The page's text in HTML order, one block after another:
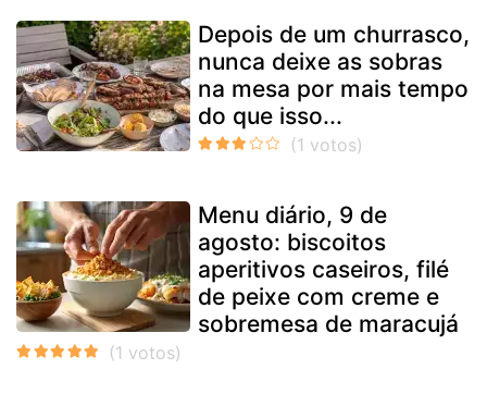
Depois de um churrasco,
nunca deixe as sobras
na mesa por mais tempo
do que isso...
Menu diário, 9 de
agosto: biscoitos
aperitivos caseiros, filé
de peixe com creme e
sobremesa de maracujá